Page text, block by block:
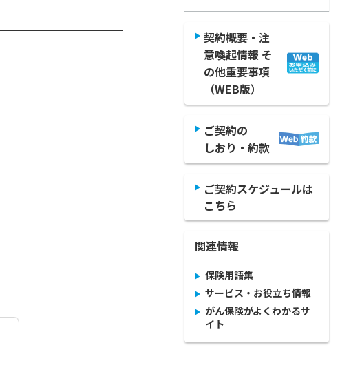
契約概要・注
意喚起情報 そ
の他重要事項
（WEB版）
ご契約の
しおり・約款
ご契約スケジュールは
こちら
関連情報
保険用語集
サービス・お役立ち情報
がん保険がよくわかるサ
イト